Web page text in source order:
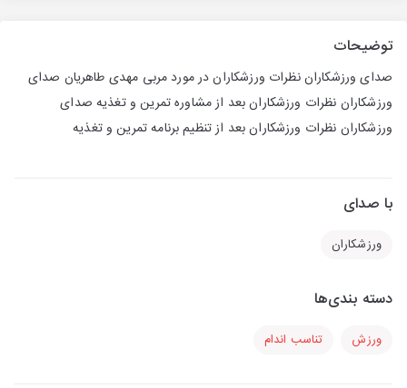
توضیحات
صدای ورزشکاران نظرات ورزشکاران در مورد مربی مهدی طاهریان صدای
ورزشکاران نظرات ورزشکاران بعد از مشاوره تمرین و تغذیه صدای
ورزشکاران نظرات ورزشکاران بعد از تنظیم برنامه تمرین و تغذیه
با صدای
ورزشکاران
دسته بندی‌ها
ورزش تناسب اندام